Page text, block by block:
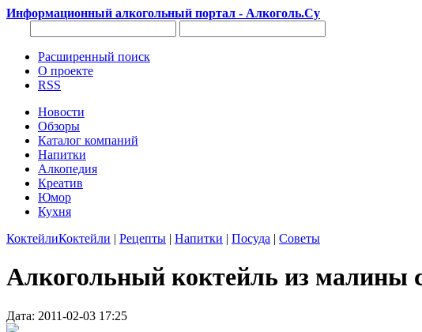
Информационный алкогольный портал - Алкоголь.Су
Расширенный поиск
О проекте
RSS
Новости
Обзоры
Каталог компаний
Напитки
Алкопедия
Креатив
Юмор
Кухня
КоктейлиКоктейли | Рецепты | Напитки | Посуда | Советы
Алкогольный коктейль из малины
Дата: 2011-02-03 17:25